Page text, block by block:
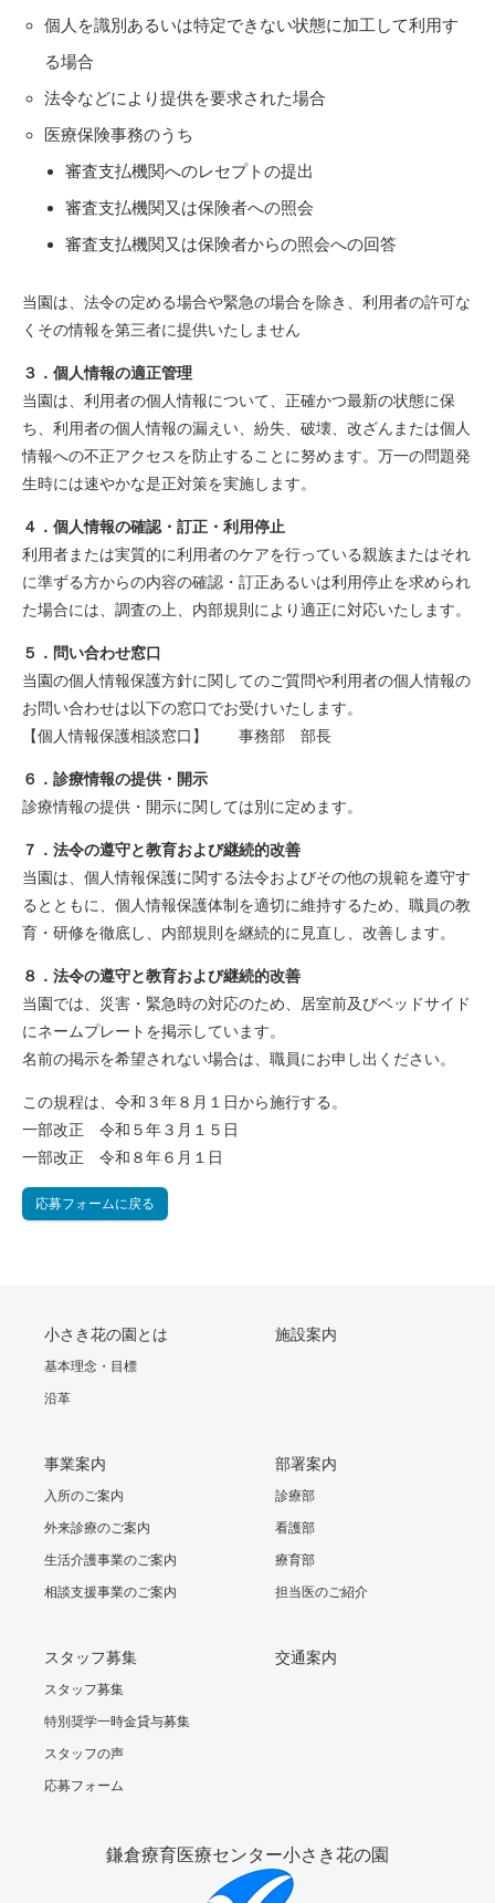
個人を識別あるいは特定できない状態に加工して利用す
る場合
法令などにより提供を要求された場合
医療保険事務のうち
審査支払機関へのレセプトの提出
審査支払機関又は保険者への照会
審査支払機関又は保険者からの照会への回答
当園は、法令の定める場合や緊急の場合を除き、利用者の許可な
くその情報を第三者に提供いたしません
３．個人情報の適正管理
当園は、利用者の個人情報について、正確かつ最新の状態に保
ち、利用者の個人情報の漏えい、紛失、破壊、改ざんまたは個人
情報への不正アクセスを防止することに努めます。万一の問題発
生時には速やかな是正対策を実施します。
４．個人情報の確認・訂正・利用停止
利用者または実質的に利用者のケアを行っている親族またはそれ
に準ずる方からの内容の確認・訂正あるいは利用停止を求められ
た場合には、調査の上、内部規則により適正に対応いたします。
５．問い合わせ窓口
当園の個人情報保護方針に関してのご質問や利用者の個人情報の
お問い合わせは以下の窓口でお受けいたします。
【個人情報保護相談窓口】 事務部 部長
６．診療情報の提供・開示
診療情報の提供・開示に関しては別に定めます。
７．法令の遵守と教育および継続的改善
当園は、個人情報保護に関する法令およびその他の規範を遵守す
るとともに、個人情報保護体制を適切に維持するため、職員の教
育・研修を徹底し、内部規則を継続的に見直し、改善します。
８．法令の遵守と教育および継続的改善
当園では、災害・緊急時の対応のため、居室前及びベッドサイド
にネームプレートを掲示しています。
名前の掲示を希望されない場合は、職員にお申し出ください。
この規程は、令和３年８月１日から施行する。
一部改正 令和５年３月１５日
一部改正 令和８年６月１日
応募フォームに戻る
小さき花の園とは
基本理念・目標
沿革
施設案内
事業案内
入所のご案内
外来診療のご案内
生活介護事業のご案内
相談支援事業のご案内
部署案内
診療部
看護部
療育部
担当医のご紹介
スタッフ募集
スタッフ募集
特別奨学一時金貸与募集
スタッフの声
応募フォーム
交通案内
鎌倉療育医療センター小さき花の園